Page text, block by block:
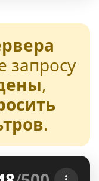
запросу
,
.
URE
[1.21-26.2]